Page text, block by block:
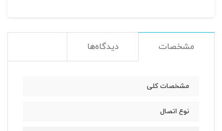
مشخصات دیدگاه‌ها
مشخصات کلی
نوع اتصال